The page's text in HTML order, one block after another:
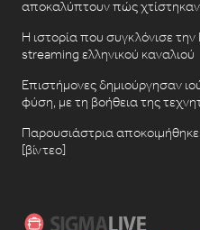
αποκαλύπτουν πώς
Η ιστορία που συγκλόνισε
streaming ελληνικού καναλιού
Επιστήμονες δημιούργησαν
φύση, με τη βοήθεια της
Παρουσιάστρια αποκοιμήθηκε
[βίντεο]